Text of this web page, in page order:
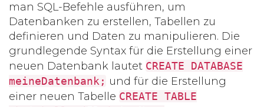
man SQL-Befehle ausführen, um
Datenbanken zu erstellen, Tabellen zu
definieren und Daten zu manipulieren. Die
grundlegende Syntax für die Erstellung einer
neuen Datenbank lautet CREATE DATABASE
meineDatenbank; und für die Erstellung
einer neuen Tabelle CREATE TABLE